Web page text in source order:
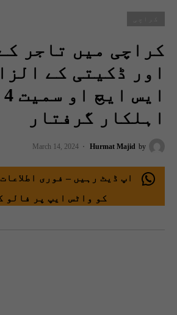
کراچی میں تاجر
اور ڈکیتی کے
اہلکار گرفتار
by
Hurmat Majid
March 14, 2024
اپ ڈیٹ رہیں – فوری
کو واٹس ایپ پر فالو